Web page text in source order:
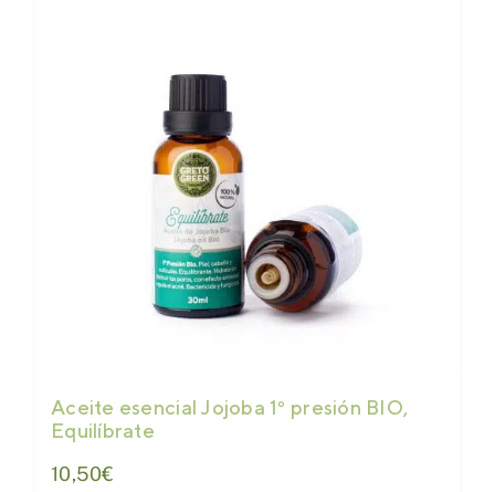
Aceite esencial Jojoba 1º presión BIO,
Equilíbrate
10,50€